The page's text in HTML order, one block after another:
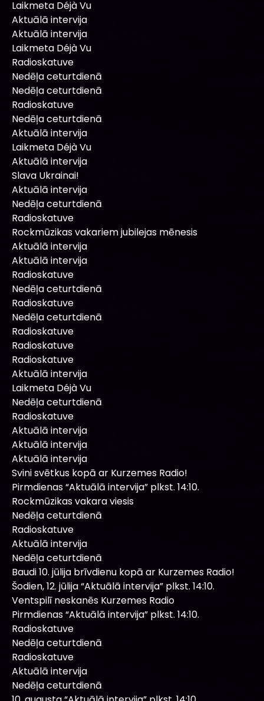
Laikmeta Déjà Vu
Aktuālā intervija
Aktuālā intervija
Laikmeta Déjà Vu
Radioskatuve
Nedēļa ceturtdienā
Nedēļa ceturtdienā
Radioskatuve
Nedēļa ceturtdienā
Aktuālā intervija
Laikmeta Déjà Vu
Aktuālā intervija
Slava Ukrainai!
Aktuālā intervija
Nedēļa ceturtdienā
Radioskatuve
Rockmūzikas vakariem jubilejas mēnesis
Aktuālā intervija
Aktuālā intervija
Radioskatuve
Nedēļa ceturtdienā
Radioskatuve
Nedēļa ceturtdienā
Radioskatuve
Radioskatuve
Radioskatuve
Aktuālā intervija
Laikmeta Déjà Vu
Nedēļa ceturtdienā
Radioskatuve
Aktuālā intervija
Aktuālā intervija
Aktuālā intervija
Svini svētkus kopā ar Kurzemes Radio!
Pirmdienas “Aktuālā intervija” plkst. 14:10.
Rockmūzikas vakara viesis
Nedēļa ceturtdienā
Radioskatuve
Aktuālā intervija
Nedēļa ceturtdienā
Baudi 10. jūlija brīvdienu kopā ar Kurzemes Radio!
Šodien, 12. jūlija “Aktuālā intervija” plkst. 14:10.
Ventspilī neskanēs Kurzemes Radio
Pirmdienas “Aktuālā intervija” plkst. 14:10.
Radioskatuve
Nedēļa ceturtdienā
Radioskatuve
Aktuālā intervija
Nedēļa ceturtdienā